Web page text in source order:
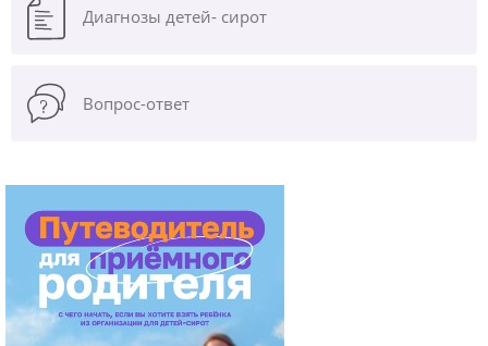
Диагнозы детей- сирот
Вопрос-ответ